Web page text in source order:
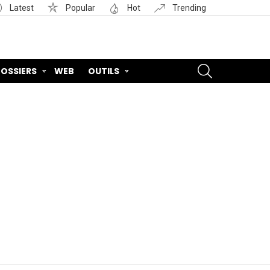
Latest Popular Hot Trending
WEB OUTILS